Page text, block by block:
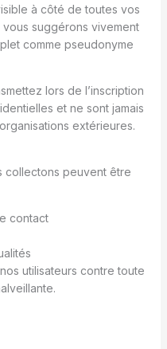
à côté de toutes vos
suggérons vivement
comme pseudonyme
lors de l’inscription
et ne sont jamais
extérieures.
collectons peuvent être
contact
utilisateurs contre toute